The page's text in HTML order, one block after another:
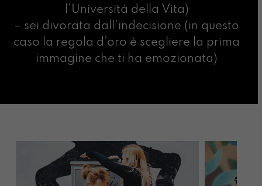
l’Università della Vita)
– sei divorata dall’indecisione (in questo
caso la regola d’oro è scegliere la prima
immagine che ti ha emozionata)